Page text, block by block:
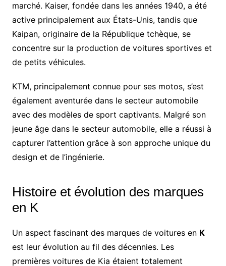
marché. Kaiser, fondée dans les années 1940, a été
active principalement aux États-Unis, tandis que
Kaipan, originaire de la République tchèque, se
concentre sur la production de voitures sportives et
de petits véhicules.
KTM, principalement connue pour ses motos, s’est
également aventurée dans le secteur automobile
avec des modèles de sport captivants. Malgré son
jeune âge dans le secteur automobile, elle a réussi à
capturer l’attention grâce à son approche unique du
design et de l’ingénierie.
Histoire et évolution des marques
en K
Un aspect fascinant des marques de voitures en K
est leur évolution au fil des décennies. Les
premières voitures de Kia étaient totalement